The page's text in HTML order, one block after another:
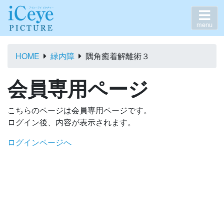
menu
HOME 緑内障 隅角癒着解離術３
会員専用ページ
こちらのページは会員専用ページです。
ログイン後、内容が表示されます。
ログインページへ